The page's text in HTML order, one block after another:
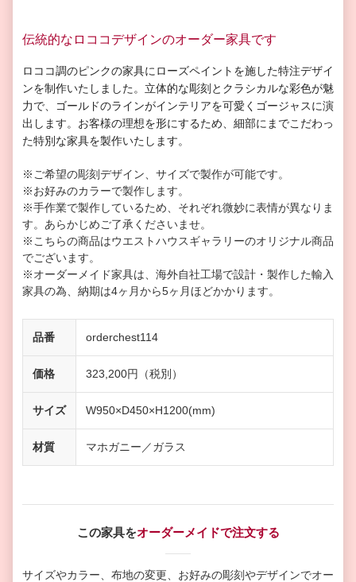
伝統的なロココデザインのオーダー家具です
ロココ調のピンクの家具にローズペイントを施した特注デザイ
ンを制作いたしました。立体的な彫刻とクラシカルな彩色が魅
力で、ゴールドのラインがインテリアを可愛くゴージャスに演
出します。お客様の理想を形にするため、細部にまでこだわっ
た特別な家具を製作いたします。
※ご希望の彫刻デザイン、サイズで製作が可能です。
※お好みのカラーで製作します。
※手作業で製作しているため、それぞれ微妙に表情が異なりま
す。あらかじめご了承くださいませ。
※こちらの商品はウエストハウスギャラリーのオリジナル商品
でございます。
※オーダーメイド家具は、海外自社工場で設計・製作した輸入
家具の為、納期は4ヶ月から5ヶ月ほどかかります。
品番 orderchest114
価格 323,200円（税別）
サイズ W950×D450×H1200(mm)
材質 マホガニー／ガラス
この家具をオーダーメイドで注文する
サイズやカラー、布地の変更、お好みの彫刻やデザインでオー